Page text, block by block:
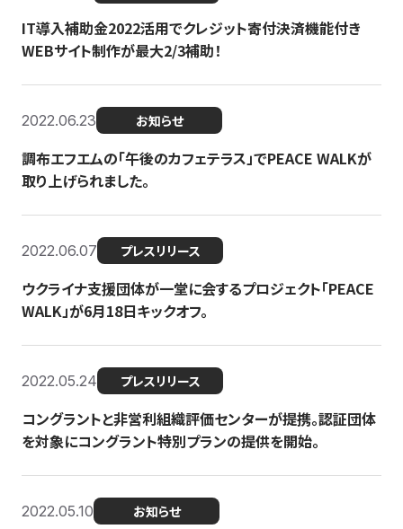
IT導入補助金2022活用でクレジット寄付決済機能付き
WEBサイト制作が最大2/3補助！
2022.06.23 お知らせ
調布エフエムの「午後のカフェテラス」でPEACE WALKが
取り上げられました。
2022.06.07 プレスリリース
ウクライナ支援団体が一堂に会するプロジェクト「PEACE
WALK」が6月18日キックオフ。
2022.05.24 プレスリリース
コングラントと非営利組織評価センターが提携。認証団体
を対象にコングラント特別プランの提供を開始。
2022.05.10 お知らせ